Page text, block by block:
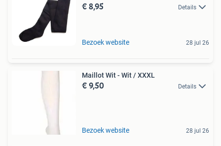
€ 8,95 Details
Bezoek website 28 jul 26
Maillot Wit - Wit / XXXL
€ 9,50 Details
Bezoek website 28 jul 26